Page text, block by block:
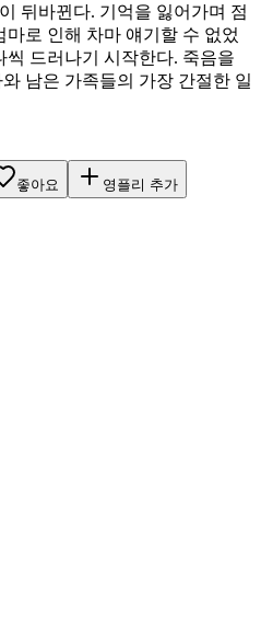
뒤바뀐다. 기억을 잃어가며 점
로 인해 차마 얘기할 수 없었
드러나기 시작한다. 죽음을
남은 가족들의 가장 간절한 일
좋아요 영플리 추가